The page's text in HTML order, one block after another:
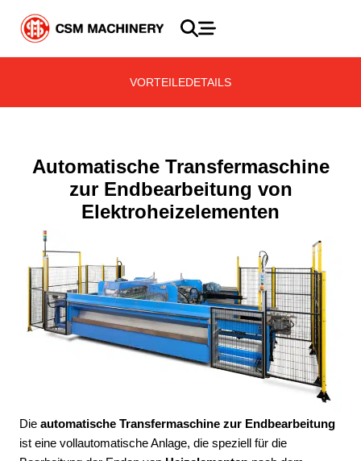
VORTEILEDETAILS
Automatische Transfermaschine
zur Endbearbeitung von
Elektroheizelementen
Die automatische Transfermaschine zur Endbearbeitung
ist eine vollautomatische Anlage, die speziell für die